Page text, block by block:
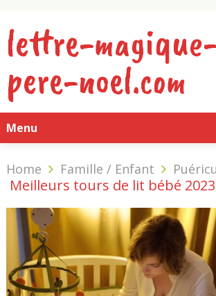
lettre-
pere-noel.com
Menu
Home Famille / Enfant
Meilleurs tours de lit bébé